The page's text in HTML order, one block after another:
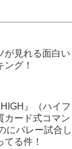
が見れる面白い
グ！
』（ハイフ
カード式コマン
にバレー試合し
る件！